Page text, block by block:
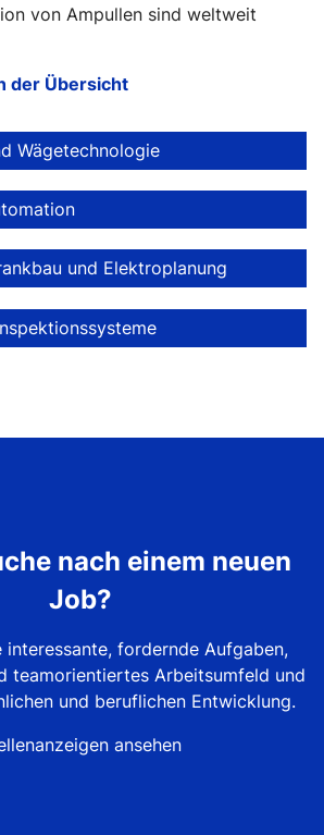
von Ampullen sind weltweit
der Übersicht
Wägetechnologie
und Elektroplanung
nach einem neuen
Job?
interessante, fordernde Aufgaben,
teamorientiertes Arbeitsumfeld und
und beruflichen Entwicklung.
ansehen